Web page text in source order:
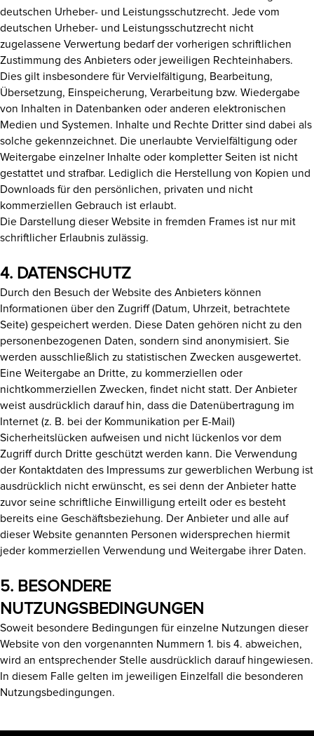
deutschen Urheber- und Leistungsschutzrecht. Jede vom
deutschen Urheber- und Leistungsschutzrecht nicht
zugelassene Verwertung bedarf der vorherigen schriftlichen
Zustimmung des Anbieters oder jeweiligen Rechteinhabers.
Dies gilt insbesondere für Vervielfältigung, Bearbeitung,
Übersetzung, Einspeicherung, Verarbeitung bzw. Wiedergabe
von Inhalten in Datenbanken oder anderen elektronischen
Medien und Systemen. Inhalte und Rechte Dritter sind dabei als
solche gekennzeichnet. Die unerlaubte Vervielfältigung oder
Weitergabe einzelner Inhalte oder kompletter Seiten ist nicht
gestattet und strafbar. Lediglich die Herstellung von Kopien und
Downloads für den persönlichen, privaten und nicht
kommerziellen Gebrauch ist erlaubt.
Die Darstellung dieser Website in fremden Frames ist nur mit
schriftlicher Erlaubnis zulässig.
4. DATENSCHUTZ
Durch den Besuch der Website des Anbieters können
Informationen über den Zugriff (Datum, Uhrzeit, betrachtete
Seite) gespeichert werden. Diese Daten gehören nicht zu den
personenbezogenen Daten, sondern sind anonymisiert. Sie
werden ausschließlich zu statistischen Zwecken ausgewertet.
Eine Weitergabe an Dritte, zu kommerziellen oder
nichtkommerziellen Zwecken, findet nicht statt. Der Anbieter
weist ausdrücklich darauf hin, dass die Datenübertragung im
Internet (z. B. bei der Kommunikation per E-Mail)
Sicherheitslücken aufweisen und nicht lückenlos vor dem
Zugriff durch Dritte geschützt werden kann. Die Verwendung
der Kontaktdaten des Impressums zur gewerblichen Werbung ist
ausdrücklich nicht erwünscht, es sei denn der Anbieter hatte
zuvor seine schriftliche Einwilligung erteilt oder es besteht
bereits eine Geschäftsbeziehung. Der Anbieter und alle auf
dieser Website genannten Personen widersprechen hiermit
jeder kommerziellen Verwendung und Weitergabe ihrer Daten.
5. BESONDERE
NUTZUNGSBEDINGUNGEN
Soweit besondere Bedingungen für einzelne Nutzungen dieser
Website von den vorgenannten Nummern 1. bis 4. abweichen,
wird an entsprechender Stelle ausdrücklich darauf hingewiesen.
In diesem Falle gelten im jeweiligen Einzelfall die besonderen
Nutzungsbedingungen.